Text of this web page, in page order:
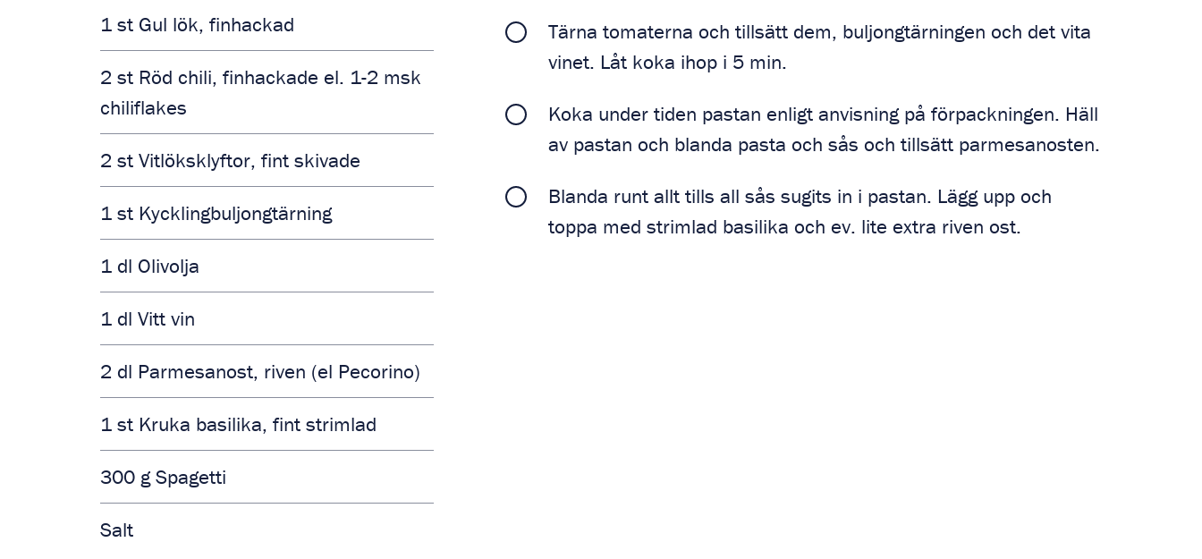
1 st Gul lök, finhackad
2 st Röd chili, finhackade el. 1-2 msk
chiliflakes
2 st Vitlöksklyftor, fint skivade
1 st Kycklingbuljongtärning
1 dl Olivolja
1 dl Vitt vin
2 dl Parmesanost, riven (el Pecorino)
1 st Kruka basilika, fint strimlad
300 g Spagetti
Salt
Tärna tomaterna och tillsätt dem, buljongtärningen och det vita
vinet. Låt koka ihop i 5 min.
Koka under tiden pastan enligt anvisning på förpackningen. Häll
av pastan och blanda pasta och sås och tillsätt parmesanosten.
Blanda runt allt tills all sås sugits in i pastan. Lägg upp och
toppa med strimlad basilika och ev. lite extra riven ost.